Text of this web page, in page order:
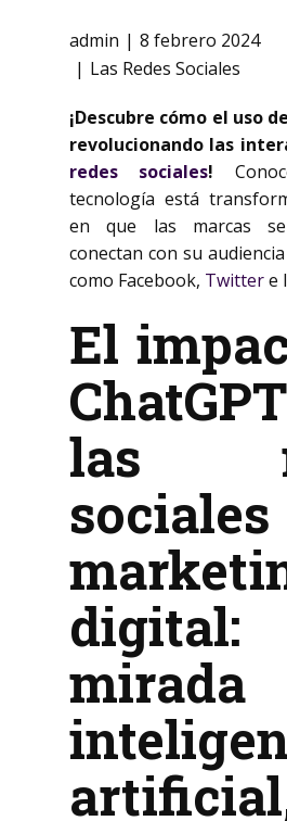
admin
8 febrero 2024
Las Redes Sociales
¡Descubre cómo el uso de
revolucionando las
redes sociales!
tecnología está
en que las marcas
conectan con su
como Facebook, Twittere
El
las
digital: